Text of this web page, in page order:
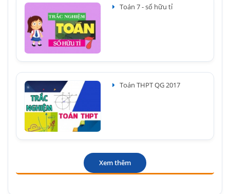
Toán 7 - số hữu tỉ
Toán THPT QG 2017
Xem thêm